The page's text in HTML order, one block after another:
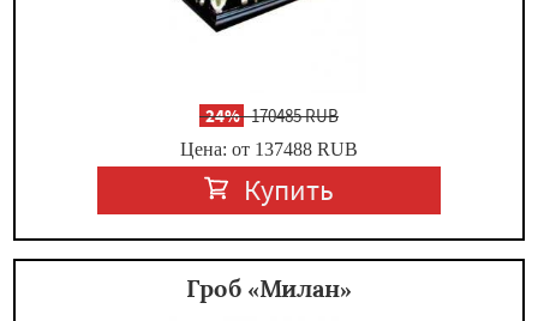
-24%170485 RUB
Цена: от 137488 RUB
Купить
Гроб «Милан»